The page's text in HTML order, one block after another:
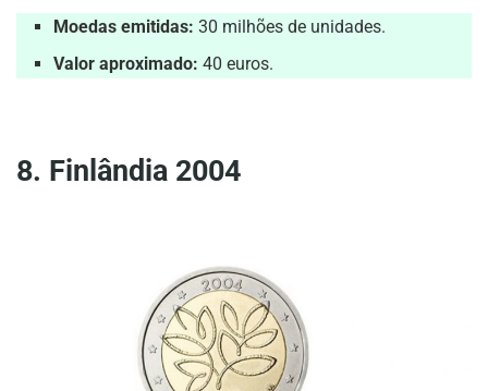
Moedas emitidas: 30 milhões de unidades.
Valor aproximado: 40 euros.
8. Finlândia 2004